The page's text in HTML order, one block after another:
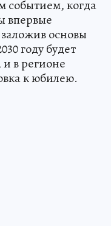
событием, когда
впервые
основы
году будет
и в регионе
к юбилею.